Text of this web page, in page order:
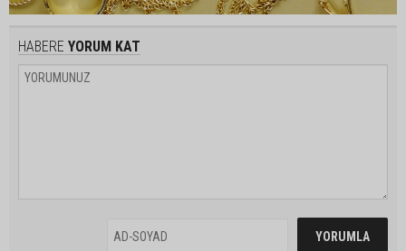
HABERE YORUM KAT